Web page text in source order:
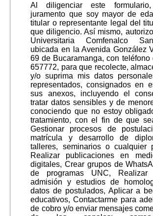
Al diligenciar este
juramento que soy mayor de
titular o representante legal del
que diligencio. Así mismo,
Universitaria Comfenalco
ubicada en la Avenida González
69 de Bucaramanga, con teléfono
657772, para que recolecte,
y/o suprima mis datos
representados, consignados en
sus anexos, incluyendo el
tratar datos sensibles y de
conociendo que no estoy
tratamiento, con el fin de que
Gestionar procesos de
matrícula y desarrollo de
talleres, seminarios o cualquier
Realizar publicaciones en
digitales, Crear grupos de
de programas UNC, Realizar
admisión y estudios de
datos de postulados, Aplicar a
educativos, Contactarme para
de cobro y/o enviar mensajes